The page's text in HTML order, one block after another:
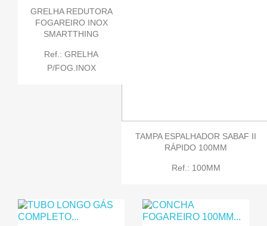
GRELHA REDUTORA
FOGAREIRO INOX
SMARTTHING
Ref.: GRELHA
P/FOG.INOX
TAMPA ESPALHADOR SABAF II
RÁPIDO 100MM
Ref.: 100MM